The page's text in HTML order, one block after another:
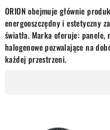
ORION obejmuje głównie
energooszczędny i estetyczny
światła. Marka oferuje:
halogenowe pozwalające na
każdej przestrzeni.